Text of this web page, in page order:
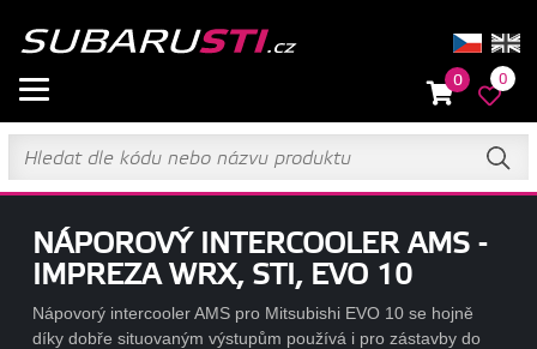
0 0
NÁPOROVÝ INTERCOOLER AMS -
IMPREZA WRX, STI, EVO 10
Nápovorý intercooler AMS pro Mitsubishi EVO 10 se hojně
díky dobře situovaným výstupům používá i pro zástavby do